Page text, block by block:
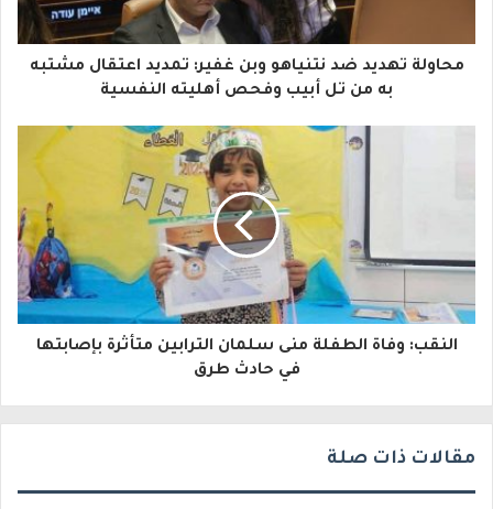
ا
إ
ر
و
محاولة تهديد ضد نتنياهو وبن غفير: تمديد اعتقال مشتبه
به من تل أبيب وفحص أهليته النفسية
النقب: وفاة الطفلة منى سلمان الترابين متأثرة بإصابتها
في حادث طرق
مقالات ذات صلة